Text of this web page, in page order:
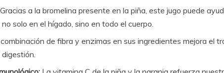
Gracias a la bromelina presente en la piña, este jugo puede
solo en el hígado, sino en todo el cuerpo.
de fibra y enzimas en sus ingredientes mejora el